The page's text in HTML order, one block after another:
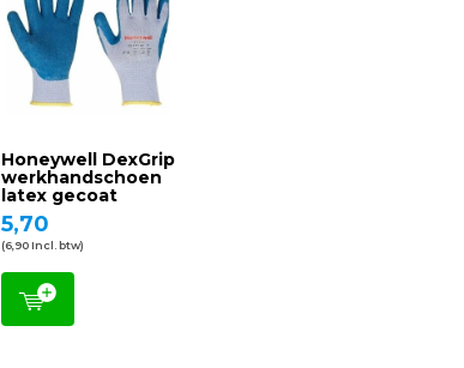
Honeywell DexGrip
werkhandschoen
latex gecoat
5,70
(6,90 Incl. btw)